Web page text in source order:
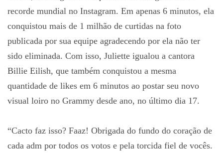
recorde mundial no Instagram. Em apenas 6 minutos, ela
conquistou mais de 1 milhão de curtidas na foto
publicada por sua equipe agradecendo por ela não ter
sido eliminada. Com isso, Juliette igualou a cantora
Billie Eilish, que também conquistou a mesma
quantidade de likes em 6 minutos ao postar seu novo
visual loiro no Grammy desde ano, no último dia 17.
“Cacto faz isso? Faaz! Obrigada do fundo do coração de
cada adm por todos os votos e pela torcida fiel de vocês.